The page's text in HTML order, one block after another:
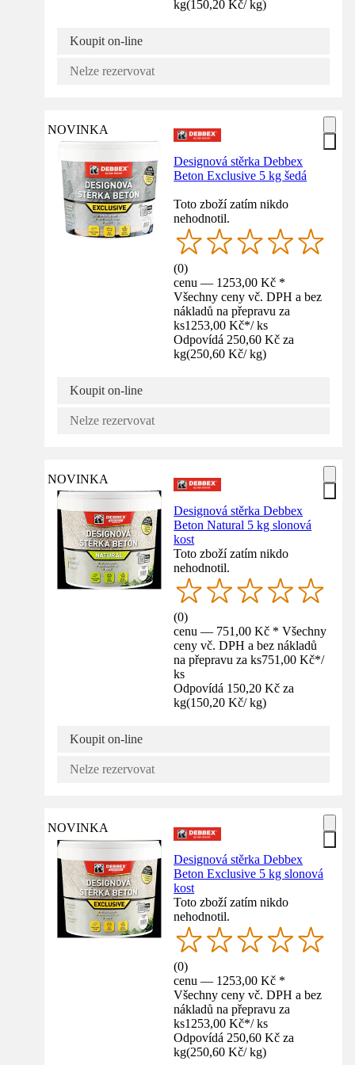
kg(150,20 Kč/ kg)
Koupit on-line
Nelze rezervovat
NOVINKA
Designová stěrka Debbex
Beton Exclusive 5 kg šedá
Toto zboží zatím nikdo
nehodnotil.
(0)
cenu — 1253,00 Kč *
Všechny ceny vč. DPH a bez
nákladů na přepravu za
ks1253,00 Kč*/ ks
Odpovídá 250,60 Kč za
kg(250,60 Kč/ kg)
Koupit on-line
Nelze rezervovat
NOVINKA
Designová stěrka Debbex
Beton Natural 5 kg slonová
kost
Toto zboží zatím nikdo
nehodnotil.
(0)
cenu — 751,00 Kč * Všechny
ceny vč. DPH a bez nákladů
na přepravu za ks751,00 Kč*/
ks
Odpovídá 150,20 Kč za
kg(150,20 Kč/ kg)
Koupit on-line
Nelze rezervovat
NOVINKA
Designová stěrka Debbex
Beton Exclusive 5 kg slonová
kost
Toto zboží zatím nikdo
nehodnotil.
(0)
cenu — 1253,00 Kč *
Všechny ceny vč. DPH a bez
nákladů na přepravu za
ks1253,00 Kč*/ ks
Odpovídá 250,60 Kč za
kg(250,60 Kč/ kg)